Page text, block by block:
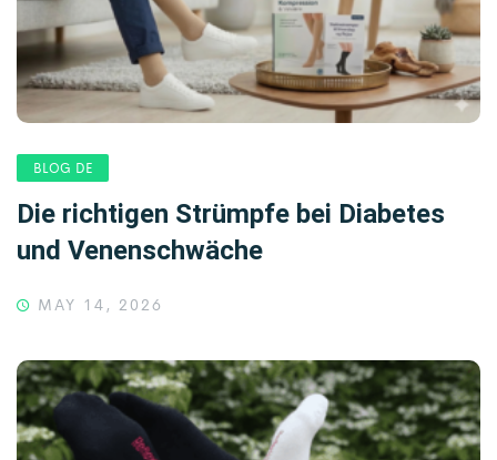
BLOG DE
Die richtigen Strümpfe bei Diabetes
und Venenschwäche
MAY 14, 2026